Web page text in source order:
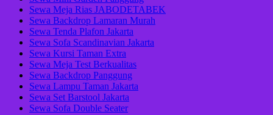
Sewa Meja Rias JABODETABEK
Sewa Backdrop Lamaran Murah
Sewa Tenda Plafon Jakarta
Sewa Sofa Scandinavian Jakarta
Sewa Kursi Taman Extra
Sewa Meja Test Berkualitas
Sewa Backdrop Panggung
Sewa Lampu Taman Jakarta
Sewa Set Barstool Jakarta
Sewa Sofa Double Seater